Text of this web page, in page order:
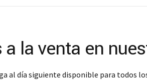
a la venta en
al día siguiente disponible para todos